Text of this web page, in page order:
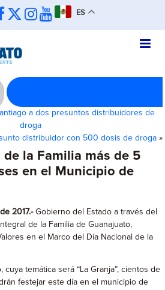
ES
a dos presuntos distribuidores de
droga
distribuidor con 500 dosis de droga»
de la Familia más de 5
en el Municipio de
2017.-Gobierno del Estado a través del
de la Familia de Guanajuato,
en el Marco del Día Nacional de la
temática será “La Granja”, cientos de
festejar este día en el municipio de